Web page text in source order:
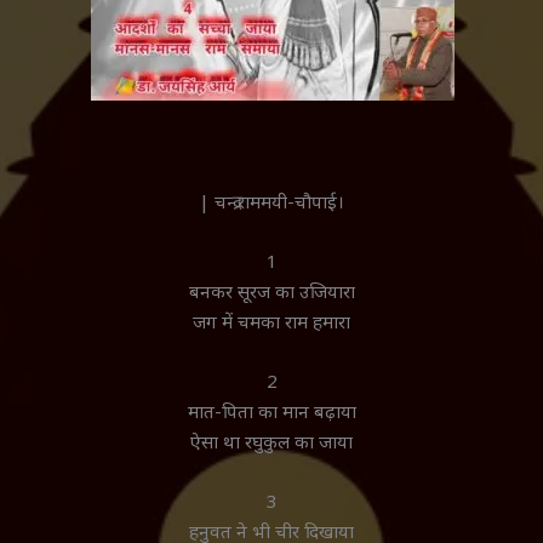
| चन्द्र राममयी-चौपाई।
1
बनकर सूरज का उजियारा
जग में चमका राम हमारा
2
मात-पिता का मान बढ़ाया
ऐसा था रघुकुल का जाया
3
हनुवत ने भी चीर दिखाया